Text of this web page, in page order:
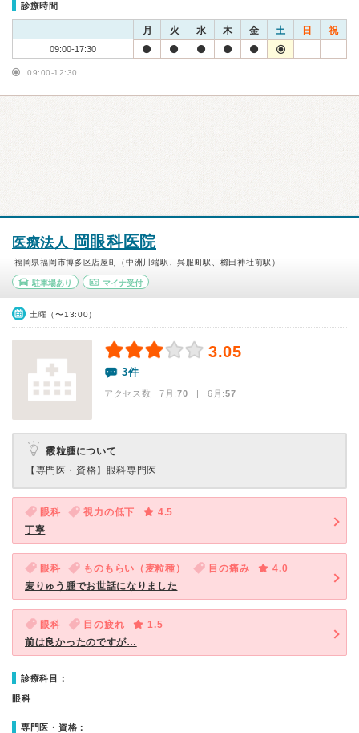
診療時間
月 火 水 木 金 土 日 祝
09:00-17:30
09:00-12:30
医療法人 岡眼科医院
福岡県福岡市博多区店屋町（中洲川端駅、呉服町駅、櫛田神社前駅）
駐車場あり マイナ受付
土曜（〜13:00）
3.05
3件
アクセス数 7月:70 | 6月:57
霰粒腫について
【専門医・資格】 眼科専門医
眼科 視力の低下
4.5
丁寧
眼科 ものもらい（麦粒種） 目の痛み
4.0
麦りゅう腫でお世話になりました
眼科 目の疲れ
1.5
前は良かったのですが…
診療科目：
眼科
専門医・資格：